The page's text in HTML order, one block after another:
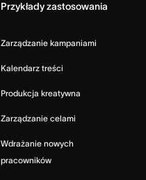
Przykłady zastosowania
Zarządzanie kampaniami
Kalendarz treści
Produkcja kreatywna
Zarządzanie celami
Wdrażanie nowych
pracowników